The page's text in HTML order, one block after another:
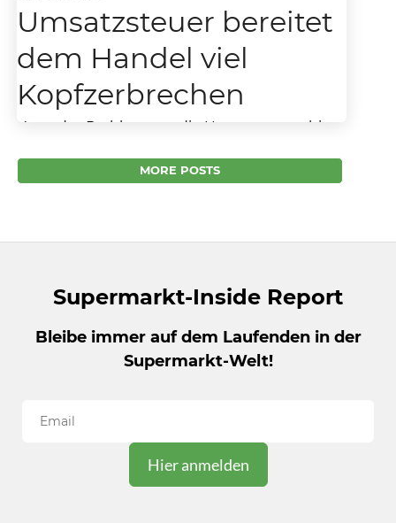
Umsatzsteuer bereitet
dem Handel viel
Kopfzerbrechen
Kann das Problem um die Umsatzsteuer bis
Umsatzsteuer an der Kasse Jetzt ist es bald so
MORE POSTS
Supermarkt-Inside Report
Bleibe immer auf dem Laufenden in der
Supermarkt-Welt!